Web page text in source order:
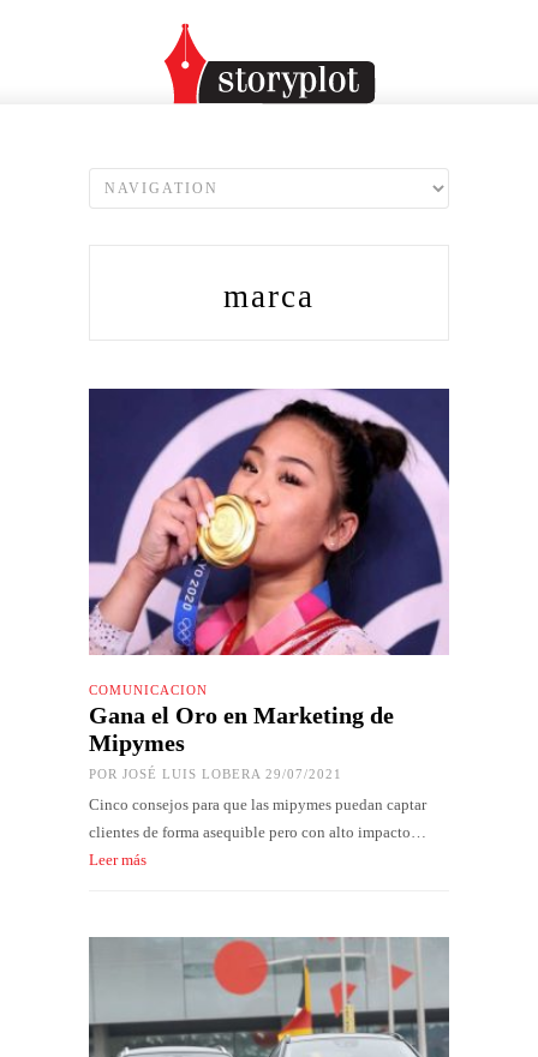
marca
COMUNICACIÓN
Gana el Oro en Marketing de
Mipymes
POR JOSÉ LUIS LOBERA 29/07/2021
Cinco consejos para que las mipymes puedan captar
clientes de forma asequible pero con alto impacto…
Leer más